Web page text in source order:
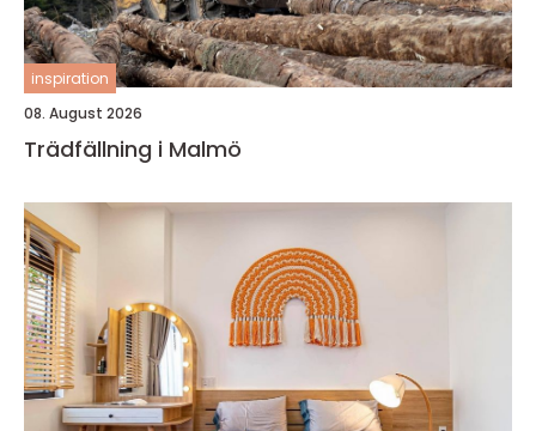
inspiration
08. August 2026
Trädfällning i Malmö